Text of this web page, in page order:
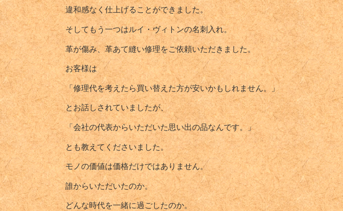
違和感なく仕上げることができました。
そしてもう一つはルイ・ヴィトンの名刺入れ。
革が傷み、革あて縫い修理をご依頼いただきました。
お客様は
「修理代を考えたら買い替えた方が安いかもしれません。」
とお話しされていましたが、
「会社の代表からいただいた思い出の品なんです。」
とも教えてくださいました。
モノの価値は価格だけではありません。
誰からいただいたのか。
どんな時代を一緒に過ごしたのか。